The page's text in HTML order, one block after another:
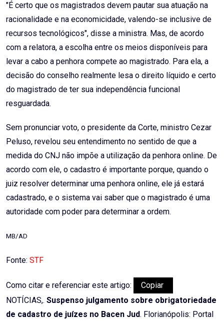
"É certo que os magistrados devem pautar sua atuação na
racionalidade e na economicidade, valendo-se inclusive de
recursos tecnológicos", disse a ministra. Mas, de acordo
com a relatora, a escolha entre os meios disponíveis para
levar a cabo a penhora compete ao magistrado. Para ela, a
decisão do conselho realmente lesa o direito líquido e certo
do magistrado de ter sua independência funcional
resguardada.
Sem pronunciar voto, o presidente da Corte, ministro Cezar
Peluso, revelou seu entendimento no sentido de que a
medida do CNJ não impõe a utilização da penhora online. De
acordo com ele, o cadastro é importante porque, quando o
juiz resolver determinar uma penhora online, ele já estará
cadastrado, e o sistema vai saber que o magistrado é uma
autoridade com poder para determinar a ordem.
MB/AD
Fonte: STF
Como citar e referenciar este artigo:
Copiar
NOTÍCIAS,. Suspenso julgamento sobre obrigatoriedade
de cadastro de juízes no Bacen Jud. Florianópolis: Portal